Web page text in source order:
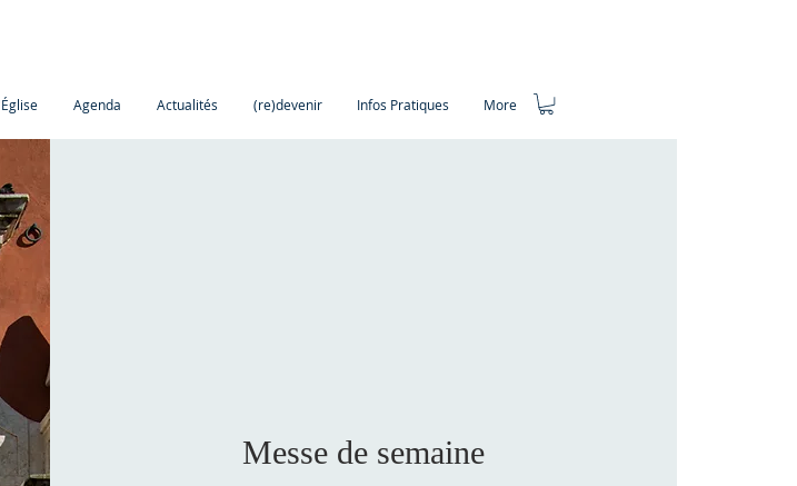
Agenda Actualités (re)devenir Infos Pratiques More
Messe de semaine